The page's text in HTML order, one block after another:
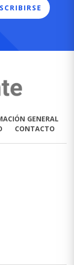
GENERAL
CONTACTO